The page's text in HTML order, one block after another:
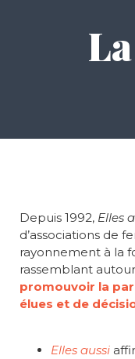
Depuis 1992, Elles
d’associations de
rayonnement à la
rassemblant
promouvoir la
élues et de
Elles aussi